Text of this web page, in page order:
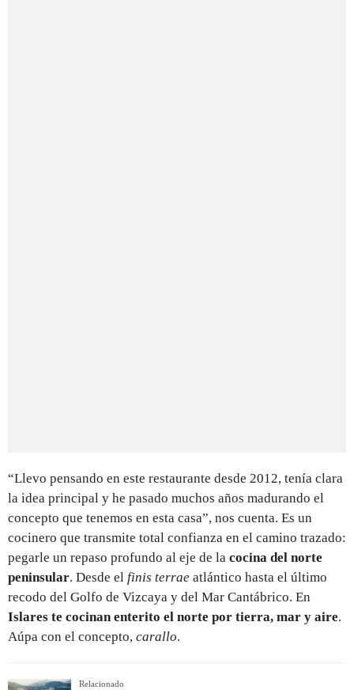
“Llevo pensando en este restaurante desde 2012, tenía clara
la idea principal y he pasado muchos años madurando el
concepto que tenemos en esta casa”, nos cuenta. Es un
cocinero que transmite total confianza en el camino trazado:
pegarle un repaso profundo al eje de la cocina del norte
peninsular. Desde el finis terrae atlántico hasta el último
recodo del Golfo de Vizcaya y del Mar Cantábrico. En
Islares te cocinan enterito el norte por tierra, mar y aire.
Aúpa con el concepto, carallo.
Relacionado